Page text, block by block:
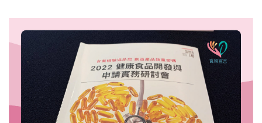
如使用癌症、糖尿病、抗凝血藥物，或有腎臟病等狀況，則建